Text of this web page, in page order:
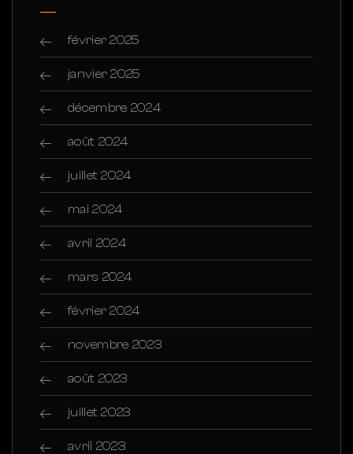
février 2025
janvier 2025
décembre 2024
août 2024
juillet 2024
mai 2024
avril 2024
mars 2024
février 2024
novembre 2023
août 2023
juillet 2023
avril 2023